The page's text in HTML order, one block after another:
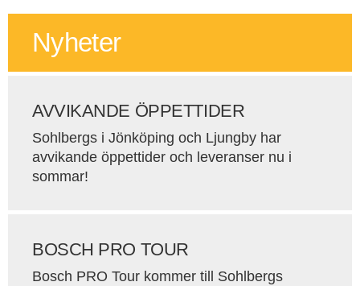
Nyheter
AVVIKANDE ÖPPETTIDER
Sohlbergs i Jönköping och Ljungby har
avvikande öppettider och leveranser nu i
sommar!
BOSCH PRO TOUR
Bosch PRO Tour kommer till Sohlbergs